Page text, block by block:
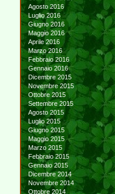
Agosto 2016
Luglio 2016
Giugno 2016
Maggio 2016
Aprile 2016
Marzo 2016
Febbraio 2016
Gennaio 2016
Dicembre 2015
Novembre 2015
Ottobre 2015
Settembre 2015
Agosto 2015
Luglio 2015
Giugno 2015
Maggio 2015
Marzo 2015
Febbraio 2015
Gennaio 2015
Dicembre 2014
Novembre 2014
Ottobre 2014